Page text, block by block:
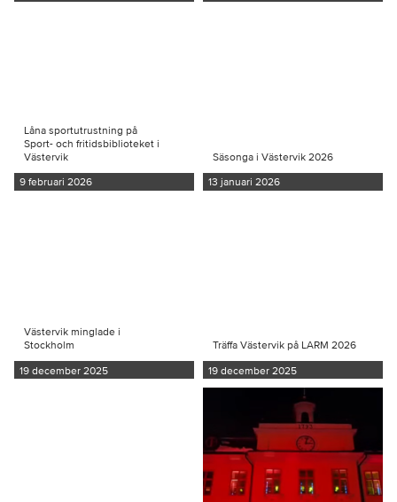
Låna sportutrustning på
Sport- och fritidsbiblioteket i
Västervik
9 februari 2026
Säsonga i Västervik 2026
13 januari 2026
Västervik minglade i
Stockholm
19 december 2025
Träffa Västervik på LARM 2026
19 december 2025